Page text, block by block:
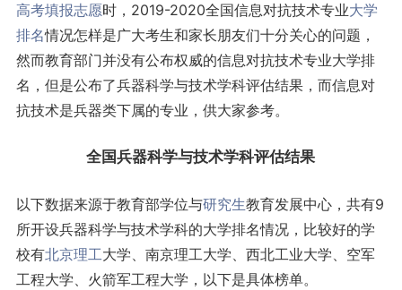
高考填报志愿时，2019-2020全国信息对抗技术专业大学
排名情况怎样是广大考生和家长朋友们十分关心的问题，
然而教育部门并没有公布权威的信息对抗技术专业大学排
名，但是公布了兵器科学与技术学科评估结果，而信息对
抗技术是兵器类下属的专业，供大家参考。
全国兵器科学与技术学科评估结果
以下数据来源于教育部学位与研究生教育发展中心，共有9
所开设兵器科学与技术学科的大学排名情况，比较好的学
校有北京理工大学、南京理工大学、西北工业大学、空军
工程大学、火箭军工程大学，以下是具体榜单。